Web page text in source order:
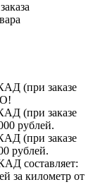
(при заказе
(при заказе
рублей.
(при заказе
рублей.
составляет:
за километр от